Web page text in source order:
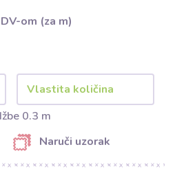
om (za m)
0.3 m
Naruči uzorak